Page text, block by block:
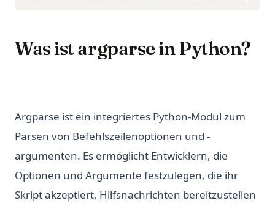
Was ist argparse in Python?
Argparse ist ein integriertes Python-Modul zum
Parsen von Befehlszeilenoptionen und -
argumenten. Es ermöglicht Entwicklern, die
Optionen und Argumente festzulegen, die ihr
Skript akzeptiert, Hilfsnachrichten bereitzustellen